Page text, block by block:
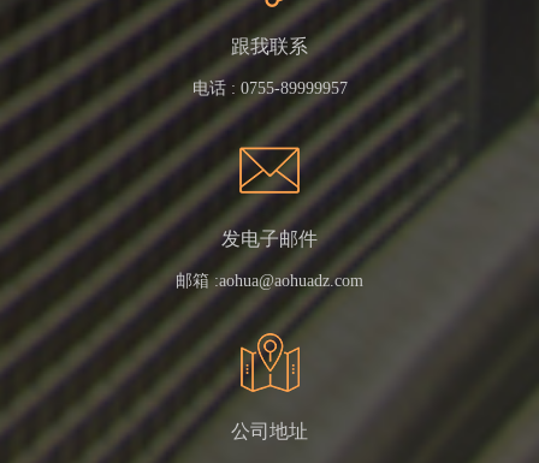
跟我联系
电话 : 0755-89999957
发电子邮件
邮箱 :aohua@aohuadz.com
公司地址